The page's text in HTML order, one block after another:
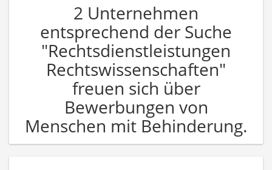
2 Unternehmen
entsprechend der Suche
"Rechtsdienstleistungen
Rechtswissenschaften"
freuen sich über
Bewerbungen von
Menschen mit Behinderung.